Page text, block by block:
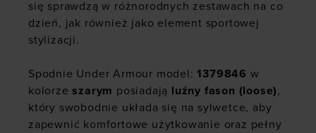
się sprawdzą w różnorodnych zestawach na co
dzień, jak również jako element sportowej
stylizacji.
Spodnie Under Armour model:1379846 w
kolorzeszarym posiadają luźny fason (loose),
który swobodnie układa się na sylwetce, aby
zapewnić komfortowe użytkowanie oraz pełny